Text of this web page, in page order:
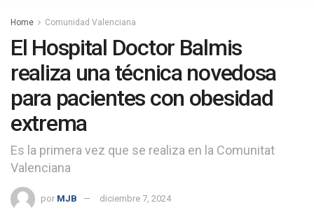
Home Comunidad Valenciana
El Hospital Doctor Balmis
realiza una técnica novedosa
para pacientes con obesidad
extrema
Es la primera vez que se realiza en la Comunitat
Valenciana
por MJB diciembre 7, 2024